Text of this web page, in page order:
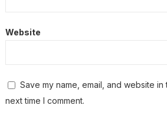
Website
Save my name, email, and website
next time I comment.